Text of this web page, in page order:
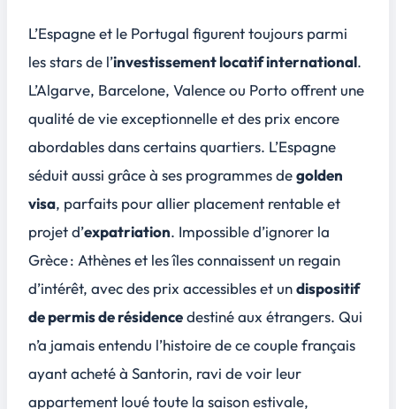
L’Espagne et le Portugal figurent toujours parmi
les stars de l’investissement locatif international.
L’Algarve, Barcelone, Valence ou Porto offrent une
qualité de vie exceptionnelle et des prix encore
abordables dans certains quartiers. L’Espagne
séduit aussi grâce à ses programmes degolden
visa, parfaits pour allier placement rentable et
projet d’expatriation. Impossible d’ignorer la
Grèce : Athènes et les îles connaissent un regain
d’intérêt, avec des prix accessibles et undispositif
de permis de résidencedestiné aux étrangers. Qui
n’a jamais entendu l’histoire de ce couple français
ayant acheté à Santorin, ravi de voir leur
appartement loué toute la saison estivale,